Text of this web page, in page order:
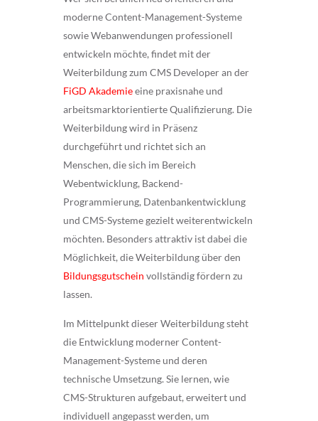
moderne Content-Management-Systeme
sowie Webanwendungen professionell
entwickeln möchte, findet mit der
Weiterbildung zum CMS Developer an der
FiGD Akademieeine praxisnahe und
arbeitsmarktorientierte Qualifizierung. Die
Weiterbildung wird in Präsenz
durchgeführt und richtet sich an
Menschen, die sich im Bereich
Webentwicklung, Backend-
Programmierung, Datenbankentwicklung
und CMS-Systeme gezielt weiterentwickeln
möchten. Besonders attraktiv ist dabei die
Möglichkeit, die Weiterbildung über den
Bildungsgutschein vollständig fördern zu
lassen.
Im Mittelpunkt dieser Weiterbildung steht
die Entwicklung moderner Content-
Management-Systeme und deren
technische Umsetzung. Sie lernen, wie
CMS-Strukturen aufgebaut, erweitert und
individuell angepasst werden, um